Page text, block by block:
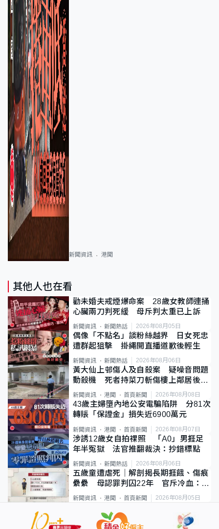
新聞資訊 港聞
其他人也在看
勸未婚夫戒煙爆命案 28歲女教師連捅
心臟兩刀判死緩 母斥判太重已上訴
新聞資訊 新聞熱話 2026年08月05日
偶像「不點名」談粉絲越界 日女死忠
遭群起狙擊 掛繩開直播道歉後輕生
新聞資訊 新聞熱話 2026年08月06日
黃大仙上邨傷人及自殺案 疑噪音問題
動殺機 死者持菜刀斬傷樓上鄰居後墮
斃
新聞資訊 港聞 首頁新聞 2026年08月08日
43歲主婦墮內地公安電騙陷阱 分81次
轉賬「保證金」損失近6900萬元
新聞資訊 港聞 首頁新聞 2026年08月07日
涉誘12歲女自拍祼照 「A0」男捱足
年半冤獄 法官推翻裁決：抄錯標點
新聞資訊 新聞熱話 2026年08月06日
五歲童遭虐死｜解剖揭長期捱餓、傷痕
纍纍 母認罪判囚22年 官斥冷血：同
類案最惡劣
新聞資訊 港聞 首頁新聞 2026年08月05日